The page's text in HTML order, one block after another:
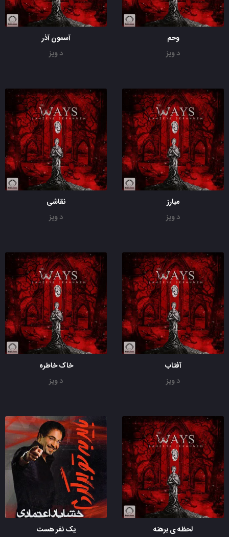
وحم
د ویز
آسمون آذر
د ویز
مبارز
د ویز
نقاشی
د ویز
آفتاب
د ویز
خاک خاطره
د ویز
لحظه ی برهنه
یک نفر هست